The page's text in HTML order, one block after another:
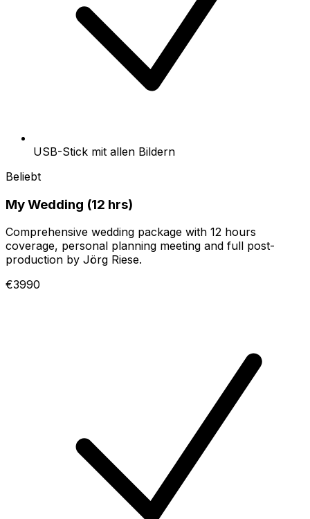
USB-Stick mit allen Bildern
Beliebt
My Wedding (12 hrs)
Comprehensive wedding package with 12 hours
coverage, personal planning meeting and full post-
production by Jörg Riese.
€3990